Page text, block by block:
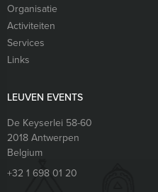
Organisatie
Activiteiten
Services
Links
LEUVEN EVENTS
De Keyserlei 58-60
2018Antwerpen
Belgium
+32 1 698 01 20